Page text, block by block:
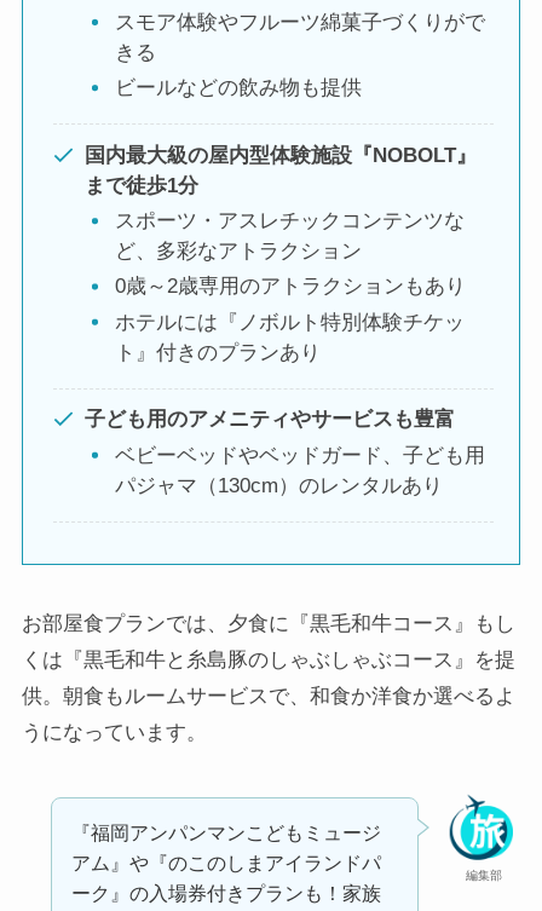
スモア体験やフルーツ綿菓子づくりがで
きる
ビールなどの飲み物も提供
国内最大級の屋内型体験施設『NOBOLT』
まで徒歩1分
スポーツ・アスレチックコンテンツな
ど、多彩なアトラクション
0歳～2歳専用のアトラクションもあり
ホテルには『ノボルト特別体験チケッ
ト』付きのプランあり
子ども用のアメニティやサービスも豊富
ベビーベッドやベッドガード、子ども用
パジャマ（130cm）のレンタルあり
お部屋食プランでは、夕食に『黒毛和牛コース』もし
くは『黒毛和牛と糸島豚のしゃぶしゃぶコース』を提
供。朝食もルームサービスで、和食か洋食か選べるよ
うになっています。
編集部
『福岡アンパンマンこどもミュージ
アム』や『のこのしまアイランドパ
ーク』の入場券付きプランも！家族